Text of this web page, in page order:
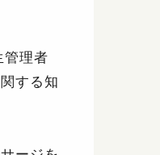
管理者
する知